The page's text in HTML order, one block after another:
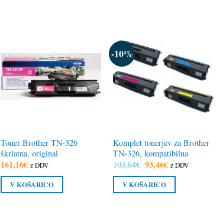
Toner Brother TN-326
škrlatna, original
161,16€ z DDV
V KOŠARICO
-10%
Komplet tonerjev za Brother
TN-326, kompatibilna
103,84€ Izvirna
cena
je
bila:
103,84€.
93,46€Trenutna
cena
je:
z DDV
V KOŠARICO